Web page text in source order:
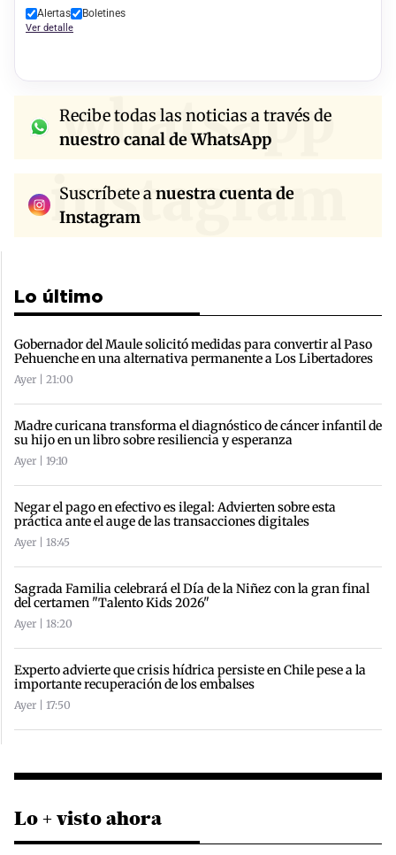
Alertas Boletines
Ver detalle
whatsapp
Recibe todas las noticias a través de
nuestro canal de WhatsApp
instagram
Suscríbete anuestra cuenta de
Instagram
Lo último
Gobernador del Maule solicitó medidas para convertir al Paso
Pehuenche en una alternativa permanente a Los Libertadores
Ayer | 21:00
Madre curicana transforma el diagnóstico de cáncer infantil de
su hijo en un libro sobre resiliencia y esperanza
Ayer | 19:10
Negar el pago en efectivo es ilegal: Advierten sobre esta
práctica ante el auge de las transacciones digitales
Ayer | 18:45
Sagrada Familia celebrará el Día de la Niñez con la gran final
del certamen "Talento Kids 2026"
Ayer | 18:20
Experto advierte que crisis hídrica persiste en Chile pese a la
importante recuperación de los embalses
Ayer | 17:50
Lo + visto ahora